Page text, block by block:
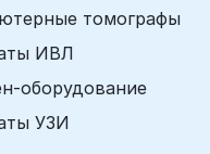
томографы
ИВЛ
оборудование
УЗИ